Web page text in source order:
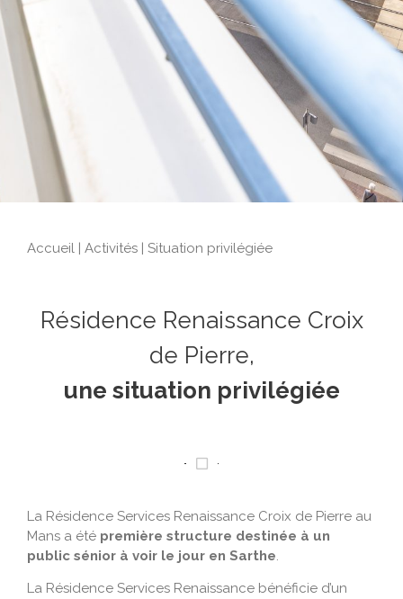
Accueil | Activités | Situation privilégiée
Résidence Renaissance Croix
de Pierre,
une situation privilégiée
La Résidence Services Renaissance Croix de Pierre au
Mans a été première structure destinée à un
public sénior à voir le jour en Sarthe.
La Résidence Services Renaissance bénéficie d’un